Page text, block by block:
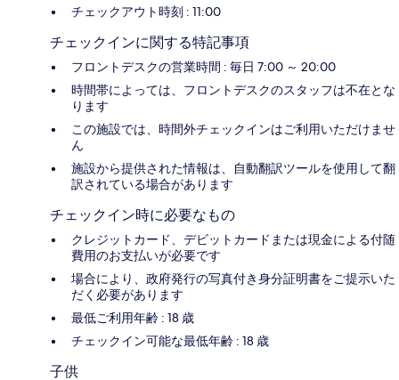
チェックアウト時刻 : 11:00
チェックインに関する特記事項
フロントデスクの営業時間 : 毎日 7:00 ～ 20:00
時間帯によっては、フロントデスクのスタッフは不在とな
ります
この施設では、時間外チェックインはご利用いただけませ
ん
施設から提供された情報は、自動翻訳ツールを使用して翻
訳されている場合があります
チェックイン時に必要なもの
クレジットカード、デビットカードまたは現金による付随
費用のお支払いが必要です
場合により、政府発行の写真付き身分証明書をご提示いた
だく必要があります
最低ご利用年齢 : 18 歳
チェックイン可能な最低年齢 : 18 歳
子供